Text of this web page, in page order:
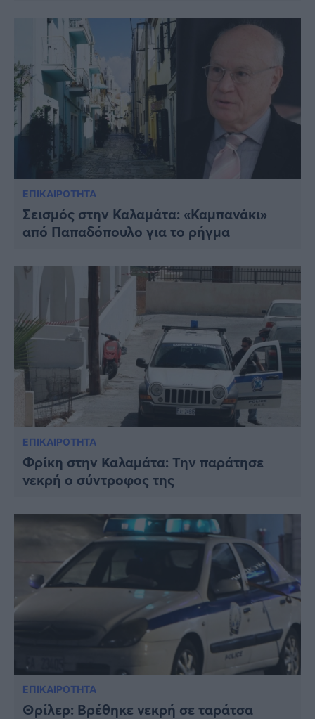
ΕΠΙΚΑΙΡΟΤΗΤΑ
Σεισμός στην Καλαμάτα: «Καμπανάκι»
από Παπαδόπουλο για το ρήγμα
ΕΠΙΚΑΙΡΟΤΗΤΑ
Φρίκη στην Καλαμάτα: Την παράτησε
νεκρή ο σύντροφος της
ΕΠΙΚΑΙΡΟΤΗΤΑ
Θρίλερ: Βρέθηκε νεκρή σε ταράτσα